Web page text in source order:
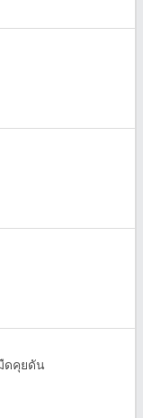
ดคุยดัน